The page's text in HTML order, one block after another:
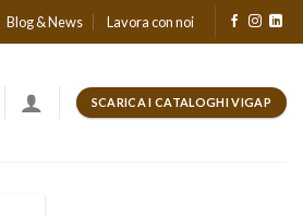
Blog & News Lavora con noi
SCARICA I CATALOGHI VIGAP